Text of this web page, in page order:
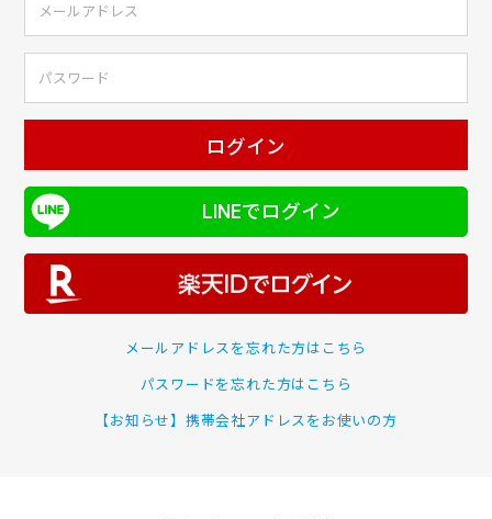
ログイン
LINEでログイン
メールアドレスを忘れた方はこちら
パスワードを忘れた方はこちら
【お知らせ】携帯会社アドレスをお使いの方